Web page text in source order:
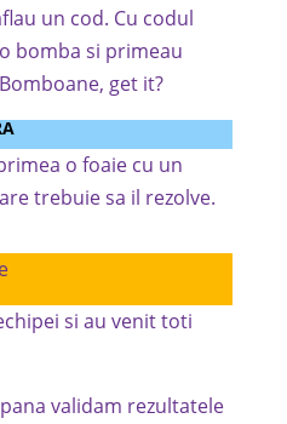
un cod. Cu codul
bomba si primeau
get it?
o foaie cu un
trebuie sa il rezolve.
si au venit toti
validam rezultatele